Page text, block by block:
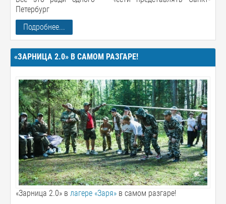
Петербург
Подробнее...
«ЗАРНИЦА 2.0» В САМОМ РАЗГАРЕ!
«Зарница 2.0» в лагере «Заря» в самом разгаре!